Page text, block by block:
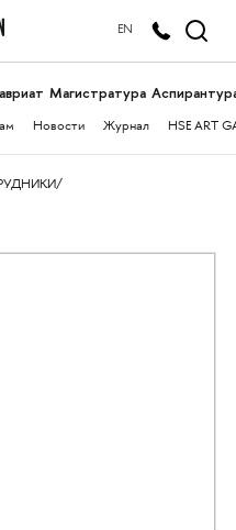
EN
Магистратура
Новости Журнал HSE ART